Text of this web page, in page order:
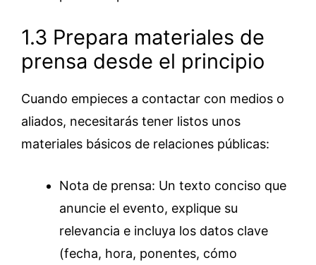
1.3 Prepara materiales de
prensa desde el principio
Cuando empieces a contactar con medios o
aliados, necesitarás tener listos unos
materiales básicos de relaciones públicas:
Nota de prensa: Un texto conciso que
anuncie el evento, explique su
relevancia e incluya los datos clave
(fecha, hora, ponentes, cómo